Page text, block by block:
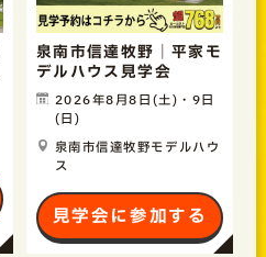
泉南市信達牧野｜平家モ
デルハウス見学会
2026年8月8日(土)・9日
(日)
泉南市信達牧野モデルハウ
ス
見学会に参加する